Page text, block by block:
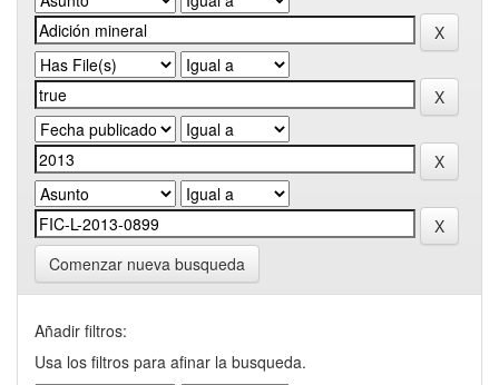
Comenzar nueva busqueda
Añadir filtros:
Usa los filtros para afinar la busqueda.